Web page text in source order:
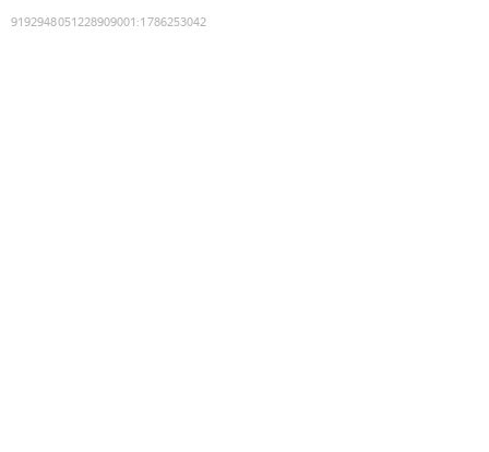
9192948051228909001 :1786253042